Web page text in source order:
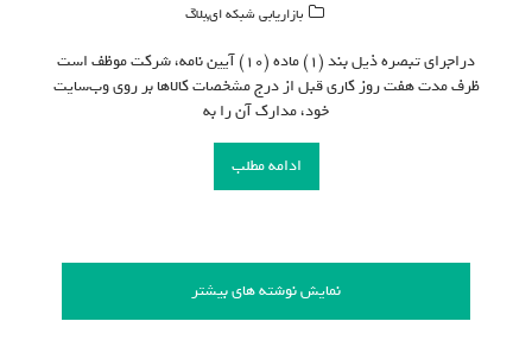
بازاریابی شبکه ای,بلاگ
دراجرای تبصره ذیل بند (۱) ماده (۱۰) آیین نامه، شرکت موظف است
ظرف مدت هفت روز کاری قبل از درج مشخصات کالاها بر روی وب‌سایت
خود، مدارک آن را به
ادامه مطلب
نمایش نوشته های بیشتر